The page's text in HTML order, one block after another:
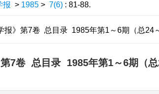
报 > 1985 > 7(6) : 81-88.
报》第7卷 总目录 1985年第1～6期（总24
第7卷 总目录 1985年第1～6期（